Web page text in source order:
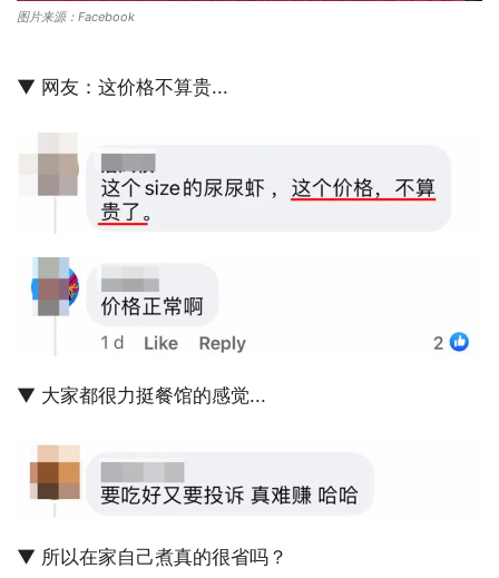
图片来源：Facebook
▼ 网友：这价格不算贵...
▼ 大家都很力挺餐馆的感觉...
▼ 所以在家自己煮真的很省吗？